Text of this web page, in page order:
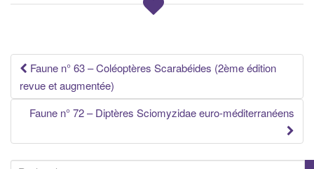
Navigation
des
articles
Faune n° 63 – Coléoptères Scarabéides (2ème édition
revue et augmentée)
Faune n° 72 – Diptères Sciomyzidae euro-méditerranéens